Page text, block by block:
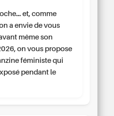
et, comme
a envie de vous
même son
on vous propose
féministe qui
pendant le